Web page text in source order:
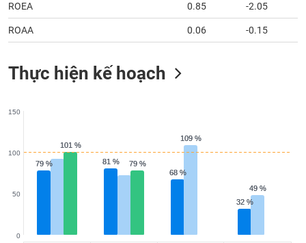
ROEA 0.85 -2.05
ROAA 0.06 -0.15
Thực hiện kế hoạch
79 %
79 % 81 %
81 %
68 %
68 %
32 %
32 %
109 %
109 %
49 %
49 %
101 %
101 %
79 %
79 %
0
50
100
150